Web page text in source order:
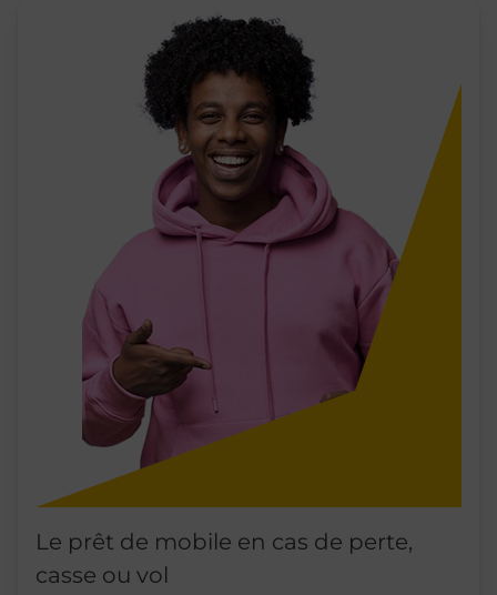
Le prêt de mobile en cas de perte,
casse ou vol